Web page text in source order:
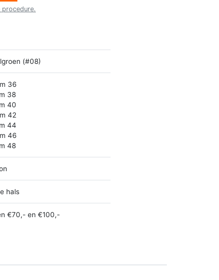
procedure.
(#08)
36
38
40
42
44
46
48
hals
€70,- en €100,-